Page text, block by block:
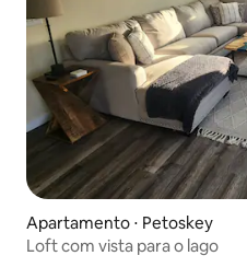
Apartamento ⋅ Petoskey
Loft com vista para o lago